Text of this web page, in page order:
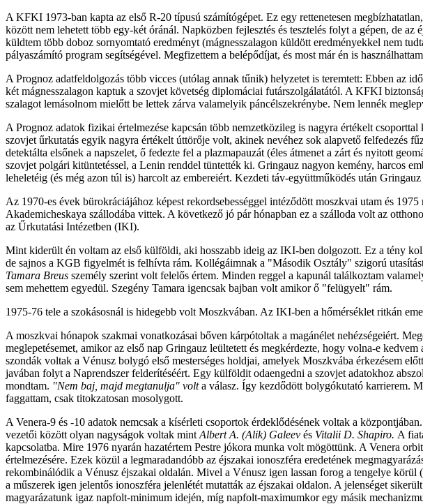
A KFKI 1973-ban kapta az első R-20 típusú számítógépet. Ez egy rettenetesen
között nem lehetett több egy-két óránál. Napközben fejlesztés és tesztelés folyt a gépen, de
küldtem több doboz sornyomtató eredményt (mágnesszalagon küldött eredményekkel nem
pályaszámító program segítségével. Megfizettem a belépődíjat, és most már én is
A Prognoz adatfeldolgozás több vicces (utólag annak tűnik) helyzetet is teremtett: Ebben az
két mágnesszalagon kaptuk a szovjet követség diplomáciai futárszolgálatától. A KFKI
szalagot lemásolnom mielőtt be lettek zárva valamelyik páncélszekrénybe. Nem lennék
A Prognoz adatok fizikai értelmezése kapcsán több nemzetközileg is nagyra értékelt
szovjet űrkutatás egyik nagyra értékelt úttörője volt, akinek nevéhez sok alapvető felfedezés
detektálta elsőnek a napszelet, ő fedezte fel a plazmapauzát (éles átmenet a zárt és nyitott
szovjet polgári kitüntetéssel, a Lenin renddel tüntették ki. Gringauz nagyon kemény, harcos
leheletéig (és még azon túl is) harcolt az embereiért. Kezdeti táv-együttműködés után
Az 1970-es évek bürokráciájához képest rekordsebességgel intéződött moszkvai utam és
Akademicheskaya szállodába vittek. A következő jó pár hónapban ez a szálloda volt az
az Űrkutatási Intézetben (IKI).
Mint kiderült én voltam az első külföldi, aki hosszabb ideig az IKI-ben dolgozott. Ez a tény
de sajnos a KGB figyelmét is felhívta rám. Kollégáimnak a "Második Osztály" szigorú
Tamara Breus személy szerint volt felelős értem. Minden reggel a kapunál találkoztam
sem mehettem egyedül. Szegény Tamara igencsak bajban volt amikor ő "felügyelt" rám.
1975-76 tele a szokásosnál is hidegebb volt Moszkvában. Az IKI-ben a hőmérséklet ritkán
A moszkvai hónapok szakmai vonatkozásai bőven kárpótoltak a magánélet nehézségeiért.
meglepetésemet, amikor az első nap Gringauz leültetett és megkérdezte, hogy volna-e
szondák voltak a Vénusz bolygó első mesterséges holdjai, amelyek Moszkvába érkezésem
javában folyt a Naprendszer felderítéséért. Egy külföldit odaengedni a szovjet adatokhoz
mondtam. "Nem baj, majd megtanulja" volta válasz. Így kezdődött bolygókutató karrierem.
faggattam, csak titokzatosan mosolygott.
A Venera-9 és -10 adatok nemcsak a kísérleti csoportok érdeklődésének voltak a
vezetői között olyan nagyságok voltak mint Albert A. (Alik) Galeev és Vitalii D. Shapiro. A
kapcsolatba. Mire 1976 nyarán hazatértem Pestre jókora munka volt mögöttünk. A Venera
értelmezésére. Ezek közül a legmaradandóbb az éjszakai ionoszféra eredetének
rekombinálódik a Vénusz éjszakai oldalán. Mivel a Vénusz igen lassan forog a tengelye körül
a műszerek igen jelentős ionoszféra jelenlétét mutatták az éjszakai oldalon. A jelenséget
magyarázatunk igaz napfolt-minimum idején, míg napfolt-maximumkor egy másik